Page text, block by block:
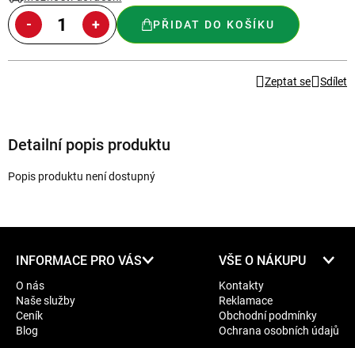
PŘIDAT DO KOŠÍKU
Zeptat se Sdílet
Detailní popis produktu
Popis produktu není dostupný
INFORMACE PRO VÁS
O nás
Naše služby
Ceník
Blog
VŠE O NÁKUPU
Kontakty
Reklamace
Obchodní podmínky
Ochrana osobních údajů